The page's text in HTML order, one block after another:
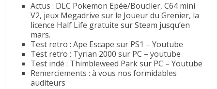
Actus : DLC Pokemon Epée/Bouclier, C64 mini
V2, jeux Megadrive sur le Joueur du Grenier, la
licence Half Life gratuite sur Steam jusqu’en
mars.
Test retro : Ape Escape sur PS1 – Youtube
Test retro : Tyrian 2000 sur PC – youtube
Test indé : Thimbleweed Park sur PC – Youtube
Remerciements : à vous nos formidables
auditeurs